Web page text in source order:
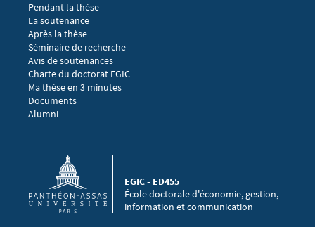
Pendant la thèse
La soutenance
Après la thèse
Menu footer EGIC 3
Séminaire de recherche
Avis de soutenances
Charte du doctorat EGIC
Ma thèse en 3 minutes
Menu footer EGIC 4
Documents
Alumni
École doctorale d'économie, gestion,
information et communication
EGIC - ED455